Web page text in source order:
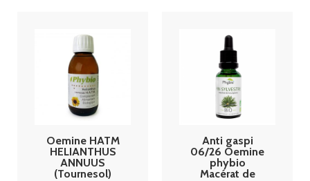
Oemine HATM
HELIANTHUS
ANNUUS
(Tournesol)
Anti gaspi
06/26 Oemine
phybio
Macérat de